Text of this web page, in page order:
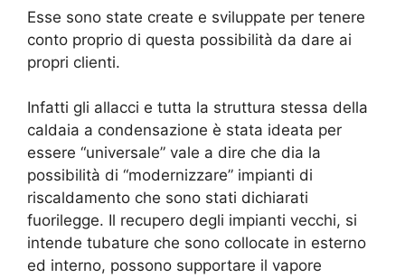
Esse sono state create e sviluppate per tenere
conto proprio di questa possibilità da dare ai
propri clienti.
Infatti gli allacci e tutta la struttura stessa della
caldaia a condensazione è stata ideata per
essere “universale” vale a dire che dia la
possibilità di “modernizzare” impianti di
riscaldamento che sono stati dichiarati
fuorilegge. Il recupero degli impianti vecchi, si
intende tubature che sono collocate in esterno
ed interno, possono supportare il vapore